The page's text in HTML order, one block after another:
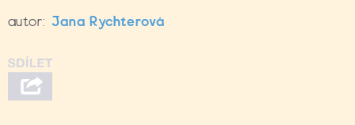
autor: Jana Rychterová